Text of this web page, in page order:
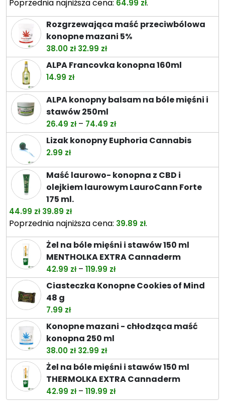
od
32.99 zł
do
Poprzednia najniższa cena: 64.99 zł.
Rozgrzewająca maść przeciwbólowa
konopne mazani 5%
38.00 zł Pierwotna
cena
32.99 złAktualna
cena
ALPA Francovka konopna 160ml
14.99 zł
ALPA konopny balsam na bóle mięśni i
stawów 250ml
26.49 zł – 74.49 złZakres
cen:
od
do
74.49 zł
Lizak konopny Euphoria Cannabis
2.99 zł
Maść laurowo- konopna z CBD i
olejkiem laurowym LauroCann Forte
175 ml.
44.99 zł Pierwotna
cena
wynosiła:
44.99 zł.
39.89 złAktualna
cena
wynosi:
39.89 zł.
Poprzednia najniższa cena: 39.89 zł.
Żel na bóle mięśni i stawów 150 ml
MENTHOLKA EXTRA Cannaderm
42.99 zł – 119.99 złZakres
cen:
od
do
119.99 zł
Ciasteczka Konopne Cookies of Mind
48 g
7.99 zł
Konopne mazani - chłodząca maść
konopna 250 ml
38.00 zł Pierwotna
cena
wynosiła:
38.00 zł.
32.99 złAktualna
cena
wynosi:
32.99 zł.
Żel na bóle mięśni i stawów 150 ml
THERMOLKA EXTRA Cannaderm
42.99 zł – 119.99 złZakres
cen: